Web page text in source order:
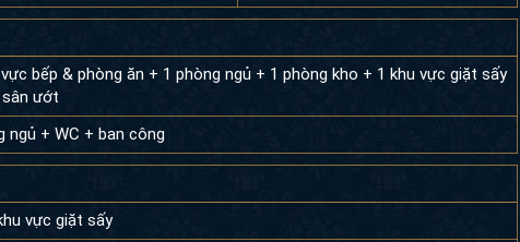
bếp & phòng ăn + 1 phòng ngủ + 1 phòng kho + 1 khu vực giặt sấy
sân ướt
ngủ + WC + ban công
vực giặt sấy